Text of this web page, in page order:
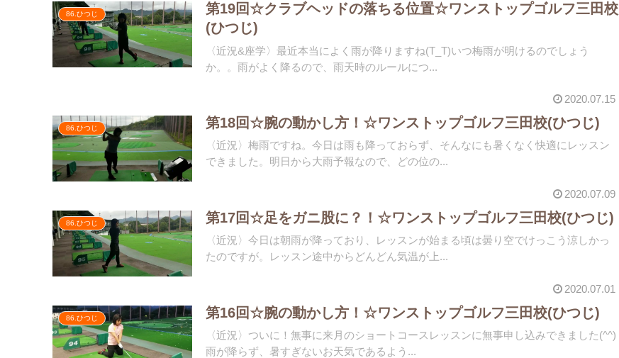
86.ひつじ
第19回☆クラブヘッドの落ちる位置☆ワンストップゴルフ三田校
(ひつじ)
〈近況&座学〉最近本当によく雨が降りますね(T_T)いつ梅雨が明けるのでしょう
か。。雨がよく降るので、雨天時のルールにつ...
2020.07.15
86.ひつじ 第18回☆腕の動かし方！☆ワンストップゴルフ三田校(ひつじ)
〈近況〉梅雨ですね。今日は雨も降っておらず、そんなにも暑くなく快適にレッスン
できました。明日から大雨予報なので、どの位の...
2020.07.09
86.ひつじ 第17回☆足をガニ股に？！☆ワンストップゴルフ三田校(ひつじ)
〈近況〉今日は朝雨が降っており、レッスンが始まる頃は曇り空でけっこう涼しかっ
たのですが。レッスン途中からどんどん気温が上...
2020.07.01
86.ひつじ 第16回☆腕の動かし方！☆ワンストップゴルフ三田校(ひつじ)
〈近況〉ついに！無事に来月のショートコースレッスンに無事申し込みできました(^^)
雨が降らず、暑すぎないお天気であるよう...